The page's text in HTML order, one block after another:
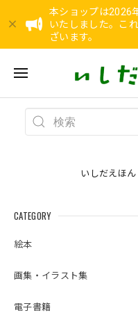
本ショップは2026
いたしました。こ
ざいます。
CATEGORY
絵本
画集・イラスト集
電子書籍
いしだえほん